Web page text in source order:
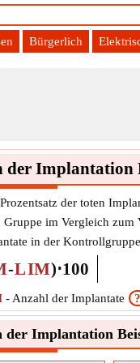
Bürgerlich
der Implantation
der toten
im Vergleich zum
in der
-LIM)⋅100
- Anzahl der Implantate ?
der Implantation